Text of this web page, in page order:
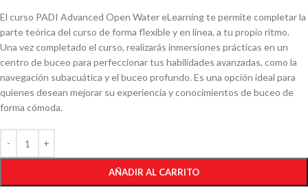
El curso PADI Advanced Open Water eLearning te permite completar la
parte teórica del curso de forma flexible y en línea, a tu propio ritmo.
Una vez completado el curso, realizarás inmersiones prácticas en un
centro de buceo para perfeccionar tus habilidades avanzadas, como la
navegación subacuática y el buceo profundo. Es una opción ideal para
quienes desean mejorar su experiencia y conocimientos de buceo de
forma cómoda.
AÑADIR AL CARRITO